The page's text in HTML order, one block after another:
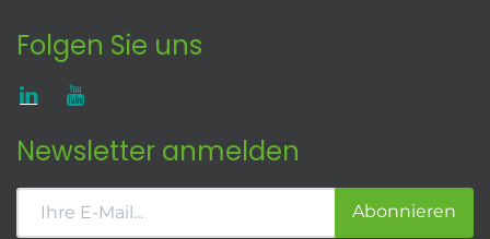
Folgen Sie uns
Newsletter anmelden
Abonnieren